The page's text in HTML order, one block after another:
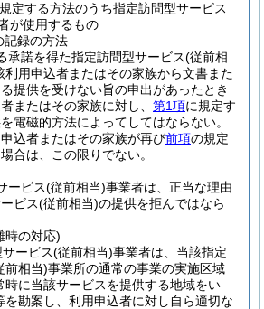
定する方法のうち指定訪問型サービス
が使用するもの
記録の方法
承諾を得た指定訪問型サービス(従前相
利用申込者またはその家族から文書また
提供を受けない旨の申出があったとき
またはその家族に対し、 第1項に規定す
電磁的方法によってしてはならない。
込者またはその家族が再び前項の規定
合は、この限りでない。
ービス(従前相当)事業者は、正当な理由
ビス(従前相当)の提供を拒んではなら
時の対応)
ービス(従前相当)事業者は、当該指定
前相当)事業所の通常の事業の実施区域
時に当該サービスを提供する地域をい
を勘案し、利用申込者に対し自ら適切な